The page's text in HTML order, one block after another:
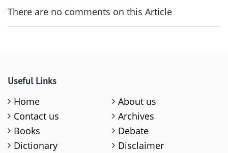
There are no comments on this Article
Useful Links
Home
About us
Contact us
Archives
Books
Debate
Dictionary
Disclaimer